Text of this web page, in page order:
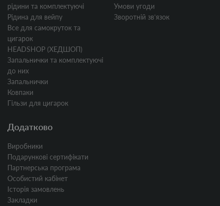
рідини та комплектуючі
Рідина для вейпу
Все для самокруток та
цигарок
HEADSHOP (ХЕДШОП)
Запальнички та комплектуючі
до них
Запальнички
Ковпаки
Гільзи для цигарок
Умови угоди
Зворотній звʼязок
Додатково
Виробники
Подарункові сертифікати
Партнерська програма
Особистий кабінет
Історія замовлень
Закладки